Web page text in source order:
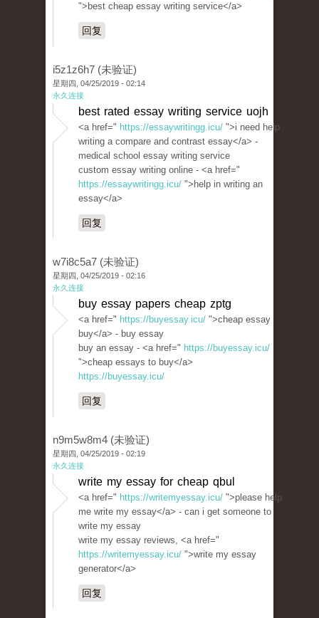
">best cheap essay writing service</a>
回复
i5z1z6h7 (未验证)
星期四, 04/25/2019 - 02:14
永久连接
best rated essay writing service uojh
<a href=" https://essaywritingg.icu/ ">i need help
writing a compare and contrast essay</a> -
medical school essay writing service
custom essay writing online - <a href="
https://essaywritingg.icu/ ">help in writing an
essay</a>
回复
w7i8c5a7 (未验证)
星期四, 04/25/2019 - 02:16
永久连接
buy essay papers cheap zptg
<a href=" https://buyessay.icu/ ">cheap essay
buy</a> - buy essay
buy an essay - <a href=" https://buyessay.icu/
">cheap essays to buy</a>
https://buyessay.icu/
回复
n9m5w8m4 (未验证)
星期四, 04/25/2019 - 02:19
永久连接
write my essay for cheap qbul
<a href=" https://writemyessay.icu/ ">please help
me write my essay</a> - can i get someone to
write my essay
write my essay reviews, <a href="
https://writemyessay.icu/ ">write my essay
generator</a>
回复